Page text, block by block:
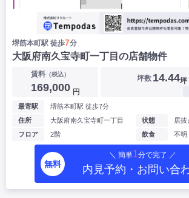
堺筋本町駅 徒歩7分
大阪府南久宝寺町一丁目の店舗物件
賃料（税込）
169,000 円
坪数 14.44坪
最寄駅
堺筋本町駅 徒歩7分
住所
大阪府南久宝寺町一丁目
フロア
2階
状態
居抜
飲食
不明
無料
＼ 簡単1分で完了 ／
内見予約・お問い合